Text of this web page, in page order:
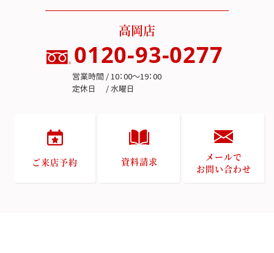
高岡店
0120-93-0277
営業時間 / 10：00～19：00
定休日 / 水曜日
ご来店予約 資料請求
メールで
お問い合わせ